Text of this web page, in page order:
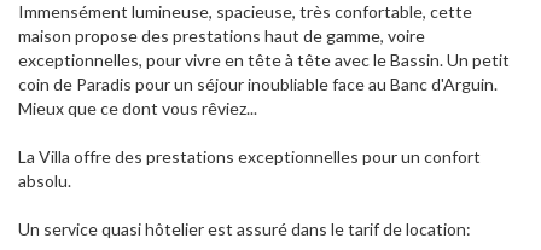
Immensément lumineuse, spacieuse, très confortable, cette
maison propose des prestations haut de gamme, voire
exceptionnelles, pour vivre en tête à tête avec le Bassin. Un petit
coin de Paradis pour un séjour inoubliable face au Banc d'Arguin.
Mieux que ce dont vous rêviez...
La Villa offre des prestations exceptionnelles pour un confort
absolu.
Un service quasi hôtelier est assuré dans le tarif de location: